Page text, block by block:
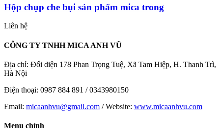
Hộp chụp che bụi sản phẩm mica trong
Liên hệ
CÔNG TY TNHH MICA ANH VŨ
Địa chỉ: Đối diện 178 Phan Trọng Tuệ, Xã Tam Hiệp, H. Thanh Trì,
Hà Nội
Điện thoại: 0987 884 891 / 0343980150
Email: micaanhvu@gmail.com / Website: www.micaanhvu.com
Menu chính